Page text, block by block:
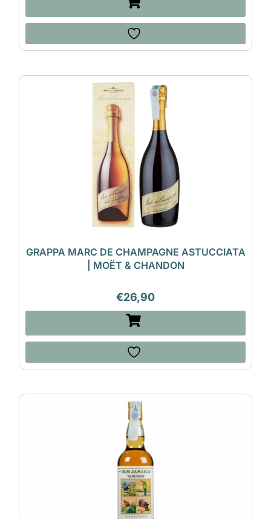
GRAPPA MARC DE CHAMPAGNE ASTUCCIATA
| MOËT & CHANDON
€26,90